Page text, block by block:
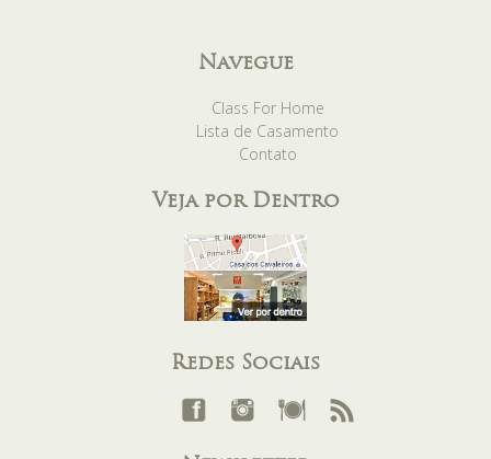
Navegue
Class For Home
Lista de Casamento
Contato
Veja por Dentro
Redes Sociais